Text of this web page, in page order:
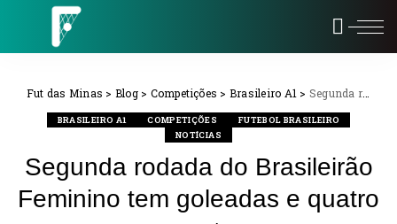
Fut das Minas > Blog> Competições > Brasileiro A1 > Segunda rodada do Brasileirão Feminino tem goleadas e quatro empates
BRASILEIRO A1 COMPETIÇÕES
FUTEBOL BRASILEIRO
NOTÍCIAS
Segunda rodada do Brasileirão
Feminino tem goleadas e quatro